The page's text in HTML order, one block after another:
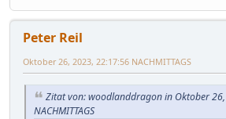
Peter Reil
Oktober 26, 2023, 22:17:56 NACHMITTAGS
Zitat von: woodlanddragon in Oktober
NACHMITTAGS